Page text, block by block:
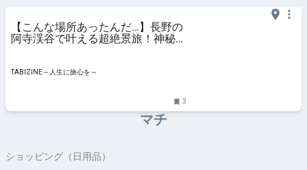
【こんな場所あったんだ…】長野の
阿寺渓谷で叶える超絶景旅！神秘の
TABIZINE～人生に旅心を～
3
マチ
ショッピング（日用品）